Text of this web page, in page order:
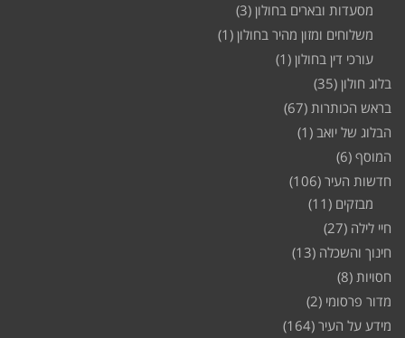
מסעדות ובארים בחולון (3)
משלוחים ומזון מהיר בחולון (1)
עורכי דין בחולון (1)
בלוג חולון (35)
בראש הכותרות (67)
הבלוג של יואב (1)
המוסף (6)
חדשות העיר (106)
מבזקים (11)
חיי לילה (27)
חינוך והשכלה (13)
חסויות (8)
מדור פרסומי (2)
מידע על העיר (164)